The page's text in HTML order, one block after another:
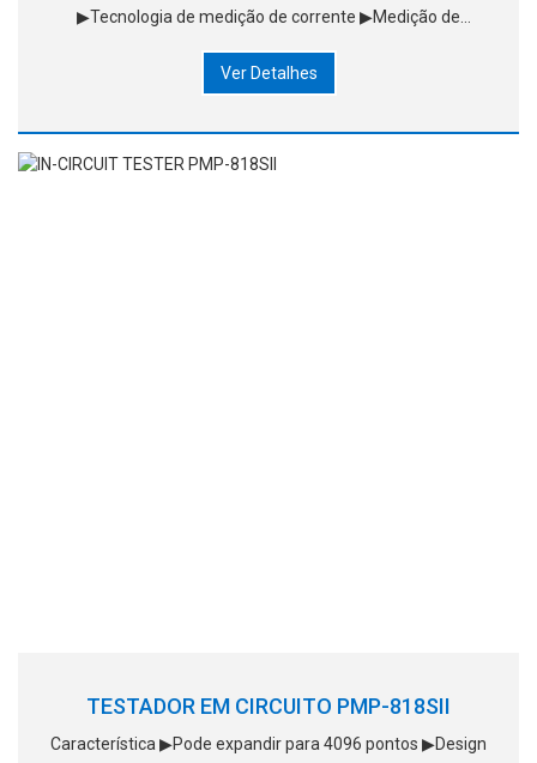
▶Tecnologia de medição de corrente ▶Medição de
automaticamente ▶Detecção de alta tensão e d
Ver Detalhes
TESTADOR EM CIRCUITO PMP-818SII
Característica ▶Pode expandir para 4096 pontos ▶Design